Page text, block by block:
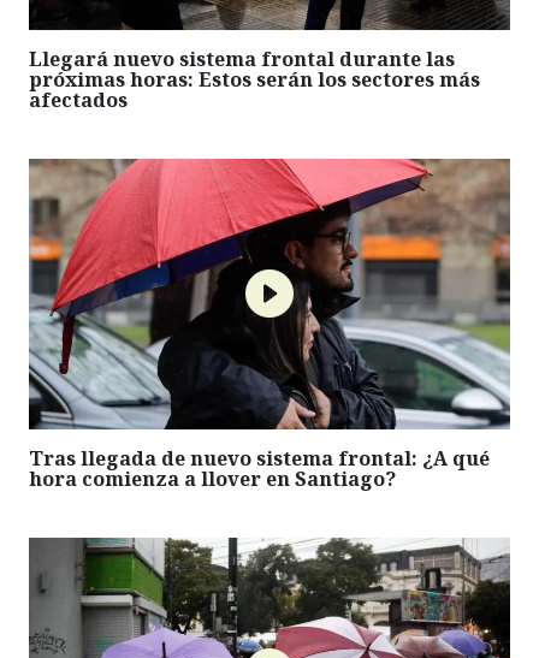
Llegará nuevo sistema frontal durante las
próximas horas: Estos serán los sectores más
afectados
Tras llegada de nuevo sistema frontal: ¿A qué
hora comienza a llover en Santiago?